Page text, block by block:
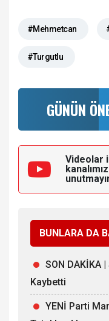
#Mehmetcan
#Turgutlu
GÜNÜN
Videolar
BUNLARA DA
SON DAKİKA |
Kaybetti
YENİ Parti